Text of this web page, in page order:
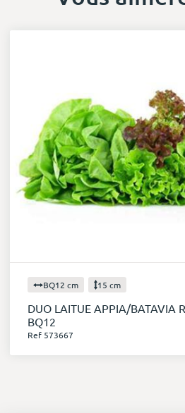
BQ12 cm 15 cm
DUO LAITUE APPIA/BATAVIA
BQ12
Ref 573667